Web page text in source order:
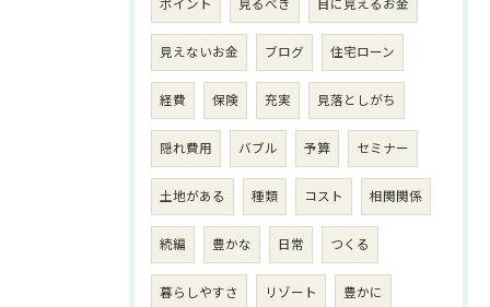
ポイント 見るべき 目に見えるお金
見えないお金 ブログ 住宅ローン
経費 保険 充実 見落としがち
隠れ費用 バブル 予算 セミナー
土地がある 種類 コスト 相関関係
続編 豊かな 日常 つくる
暮らしやすさ リゾート 豊かに